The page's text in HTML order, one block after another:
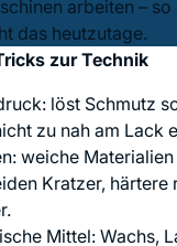
arbeiten – so
das heutzutage.
zur Technik
löst Schmutz
zu nah am Lack
weiche Materialien
Kratzer, härtere
Mittel: Wachs,